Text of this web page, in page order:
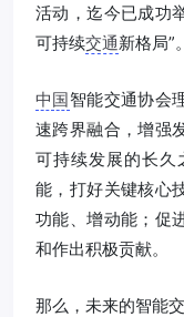
活动，迄今已成功
可持续交通新格局”。
中国智能交通协会
速跨界融合，增强
可持续发展的长久
能，打好关键核心
功能、增动能；促
和作出积极贡献。
那么，未来的智能